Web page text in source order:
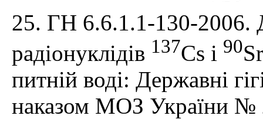
25. ГН 6.6.1.1-130-2006.
радіонуклідів 137Cs і 90
питній воді: Державні
наказом МОЗ України №